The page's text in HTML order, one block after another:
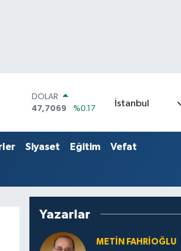
DOLAR
47,7069
%0.17
55,0265
%0.01
STERLİN
İstanbul
Siyaset Eğitim Vefat
Yazarlar
METIN FAHRİOĞLU